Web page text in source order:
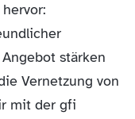
stärken
Vernetzung von
mit der gfi